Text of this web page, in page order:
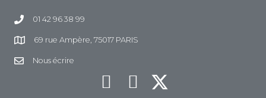
01 42 96 38 99
69 rue Ampère, 75017 PARIS
Nous écrire